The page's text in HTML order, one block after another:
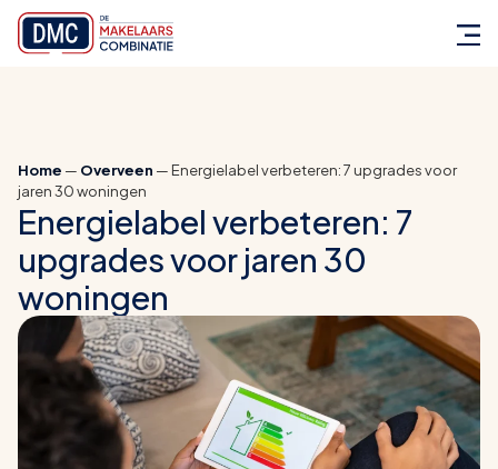
Home — Overveen — Energielabel verbeteren: 7 upgrades voor
jaren 30 woningen
Energielabel verbeteren: 7
upgrades voor jaren 30
woningen